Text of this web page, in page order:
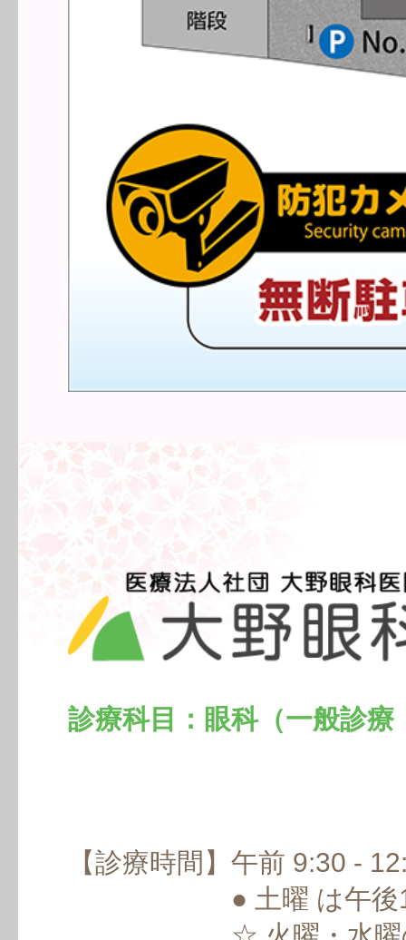
診療科目 眼科（一般診
診療時間
午前 9:30 -
● 土曜 は午